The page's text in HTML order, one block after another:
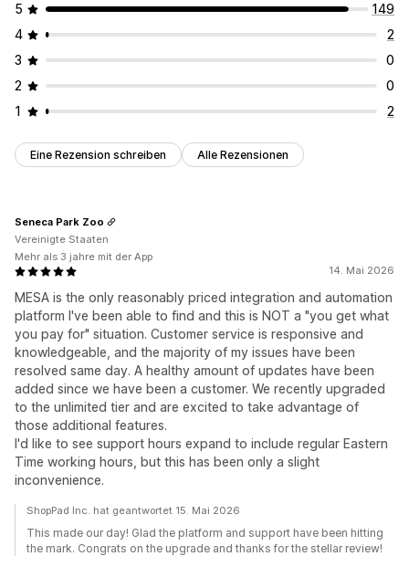
5
149
4
2
3
0
2
0
1
2
Eine Rezension schreiben Alle Rezensionen
14. Mai 2026
MESA is the only reasonably priced integration and automation
platform I've been able to find and this is NOT a "you get what
you pay for" situation. Customer service is responsive and
knowledgeable, and the majority of my issues have been
resolved same day. A healthy amount of updates have been
added since we have been a customer. We recently upgraded
to the unlimited tier and are excited to take advantage of
those additional features.
I'd like to see support hours expand to include regular Eastern
Time working hours, but this has been only a slight
inconvenience.
Seneca Park Zoo
Vereinigte Staaten
Mehr als 3 jahre mit der App
ShopPad Inc. hat geantwortet 15. Mai 2026
This made our day! Glad the platform and support have been hitting
the mark. Congrats on the upgrade and thanks for the stellar review!